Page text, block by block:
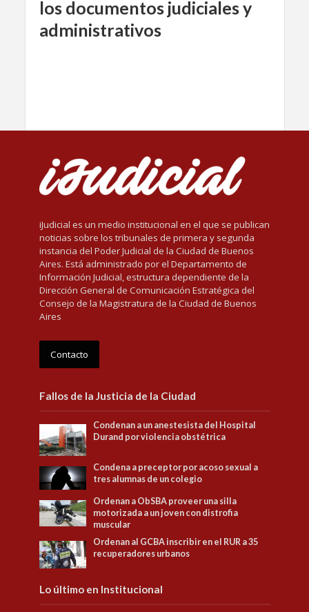
los documentos judiciales y
administrativos
iJudicial es un medio institucional en el que se publican
noticias sobre los tribunales de primera y segunda
instancia del Poder Judicial de la Ciudad de Buenos
Aires. Está administrado por el Departamento de
Información Judicial, estructura dependiente de la
Dirección General de Comunicación Estratégica del
Consejo de la Magistratura de la Ciudad de Buenos
Aires
Contacto
Fallos de la Justicia de la Ciudad
Condenan a un anestesista del Hospital
Durand por violencia obstétrica
Condena a preceptor por acoso sexual a
tres alumnas de un colegio
Ordenan a ObSBA proveer una silla
motorizada a un joven con distrofia
muscular
Ordenan al GCBA inscribir en el RUR a 35
recuperadores urbanos
Lo último en Institucional